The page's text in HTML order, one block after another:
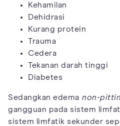
Kehamilan
Dehidrasi
Kurang protein
Trauma
Cedera
Tekanan darah tinggi
Diabetes
Sedangkan edema non-
gangguan pada sistem
sistem limfatik sekunder